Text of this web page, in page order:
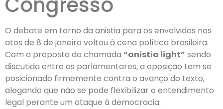
O debate em torno da anistia para os envolvidos nos
atos de 8 de janeiro voltou à cena política brasileira.
Com a proposta da chamada “anistia light” sendo
discutida entre os parlamentares, a oposição tem se
posicionado firmemente contra o avanço do texto,
alegando que não se pode flexibilizar o entendimento
legal perante um ataque à democracia.